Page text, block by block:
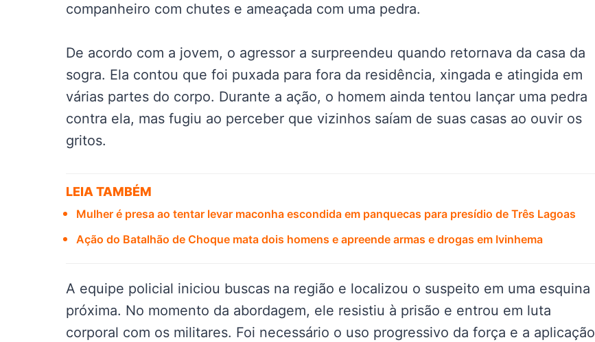
companheiro com chutes e ameaçada com uma pedra.
De acordo com a jovem, o agressor a surpreendeu quando retornava da casa da
sogra. Ela contou que foi puxada para fora da residência, xingada e atingida em
várias partes do corpo. Durante a ação, o homem ainda tentou lançar uma pedra
contra ela, mas fugiu ao perceber que vizinhos saíam de suas casas ao ouvir os
gritos.
LEIA TAMBÉM
Mulher é presa ao tentar levar maconha escondida em panquecas para presídio de Três Lagoas
Ação do Batalhão de Choque mata dois homens e apreende armas e drogas em Ivinhema
A equipe policial iniciou buscas na região e localizou o suspeito em uma esquina
próxima. No momento da abordagem, ele resistiu à prisão e entrou em luta
corporal com os militares. Foi necessário o uso progressivo da força e a aplicação